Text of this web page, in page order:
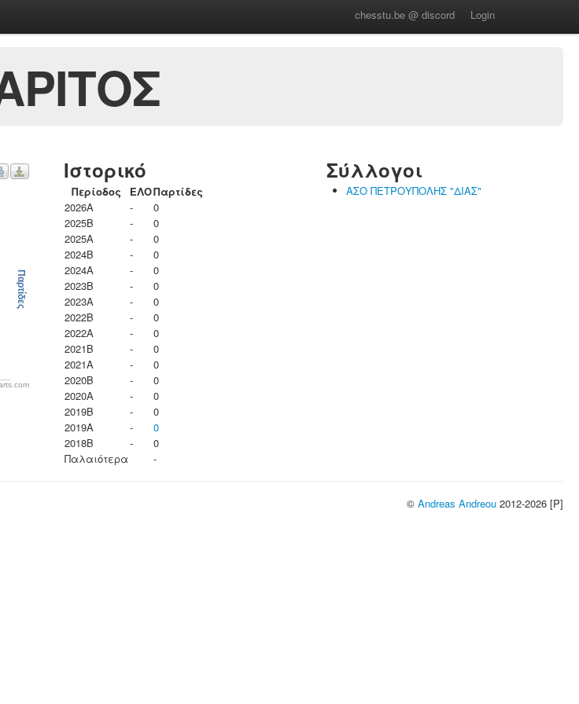
chesstu.be @ discord Login
Παρτίδες
Ιστορικό
Περίοδος ΕΛΟΠαρτίδες
2026A
-
0
2025B
-
0
2025A
-
0
2024B
-
0
2024A
-
0
2023B
-
0
2023Α
-
0
2022B
-
0
2022A
-
0
2021B
-
0
2021A
-
0
2020B
-
0
2020A
-
0
2019B
-
0
2019A
-
0
2018B
-
0
Παλαιότερα
-
Σύλλογοι
ΑΣΟ ΠΕΤΡΟΥΠΟΛΗΣ "ΔΙΑΣ"
© Andreas Andreou 2012-2026 [P]